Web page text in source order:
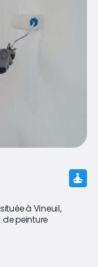
à Vineuil,
peinture